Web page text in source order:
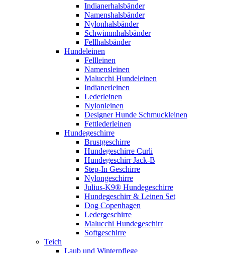
Indianerhalsbänder
Namenshalsbänder
Nylonhalsbänder
Schwimmhalsbänder
Fellhalsbänder
Hundeleinen
Fellleinen
Namensleinen
Malucchi Hundeleinen
Indianerleinen
Lederleinen
Nylonleinen
Designer Hunde Schmuckleinen
Fettlederleinen
Hundegeschirre
Brustgeschirre
Hundegeschirre Curli
Hundegeschirr Jack-B
Step-In Geschirre
Nylongeschirre
Julius-K9® Hundegeschirre
Hundegeschirr & Leinen Set
Dog Copenhagen
Ledergeschirre
Malucchi Hundegeschirr
Softgeschirre
Teich
Laub und Winterpflege